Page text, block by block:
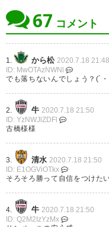
18
ナイスゲーム！(失
しながら) #ヴィッ
#vissel
— ネヌ
月 18
逆側の小川も頑張ってほしい
うけど
391U-名無しさん2020/07/18(土)
いつのまにか広島より上にな
392U-名無しさん
正直内容が良いとは言えない
一つはコーナーだし2点目に
やっぱり今のメンツで433は
67 コメント
1. から松 2020.7.18 21:48
ID: MwOTAzNWNl
でも落ちないんでしょう？(´
2. 牛 2020.7.18 21:50
ID: YzNWJlZDFl
古橋様様
3. 清水 2020.7.18 21:50
ID: E1OGViOTkx
そろそろ勝って自信をつけた
4. 牛 2020.7.18 21:50
ID: Q2M2IzYzMx